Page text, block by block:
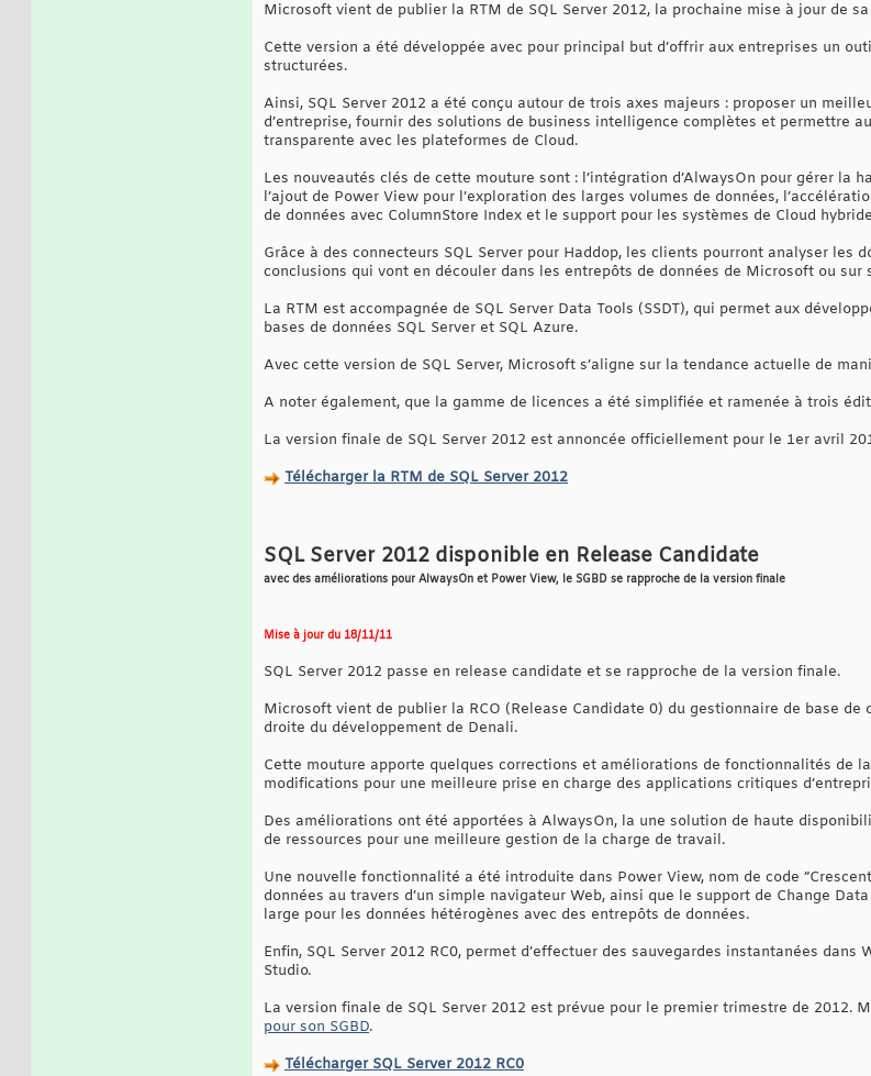
Microsoft vient de publier la RTM de SQL Server 2012, la prochaine mise à jour de
Cette version a été développée avec pour principal but d’offrir aux entreprises un
structurées.
Ainsi, SQL Server 2012 a été conçu autour de trois axes majeurs : proposer un
d’entreprise, fournir des solutions de business intelligence complètes et permettre
transparente avec les plateformes de Cloud.
Les nouveautés clés de cette mouture sont : l’intégration d’AlwaysOn pour gérer la
l’ajout de Power View pour l’exploration des larges volumes de données,
de données avec ColumnStore Index et le support pour les systèmes de Cloud
Grâce à des connecteurs SQL Server pour Haddop, les clients pourront analyser les
conclusions qui vont en découler dans les entrepôts de données de Microsoft ou sur
La RTM est accompagnée de SQL Server Data Tools (SSDT), qui permet aux
bases de données SQL Server et SQL Azure.
Avec cette version de SQL Server, Microsoft s’aligne sur la tendance actuelle de
A noter également, que la gamme de licences a été simplifiée et ramenée à trois
La version finale de SQL Server 2012 est annoncée officiellement pour le 1er avril
Télécharger la RTM de SQL Server 2012
SQL Server 2012 disponible en Release Candidate
avec des améliorations pour AlwaysOn et Power View, le SGBD se rapproche de la version finale
Mise à jour du 18/11/11
SQL Server 2012 passe en release candidate et se rapproche de la version finale.
Microsoft vient de publier la RCO (Release Candidate 0) du gestionnaire de base de
droite du développement de Denali.
Cette mouture apporte quelques corrections et améliorations de fonctionnalités de
modifications pour une meilleure prise en charge des applications critiques
Des améliorations ont été apportées à AlwaysOn, la une solution de haute
de ressources pour une meilleure gestion de la charge de travail.
Une nouvelle fonctionnalité a été introduite dans Power View, nom de code
données au travers d’un simple navigateur Web, ainsi que le support de Change
large pour les données hétérogènes avec des entrepôts de données.
Enfin, SQL Server 2012 RC0, permet d’effectuer des sauvegardes instantanées
Studio.
La version finale de SQL Server 2012 est prévue pour le premier trimestre de 2012.
pour son SGBD.
Télécharger SQL Server 2012 RC0